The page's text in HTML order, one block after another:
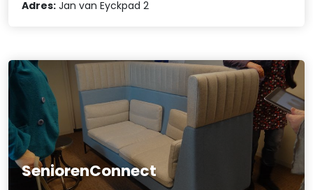
Adres: Jan van Eyckpad 2
SeniorenConnect